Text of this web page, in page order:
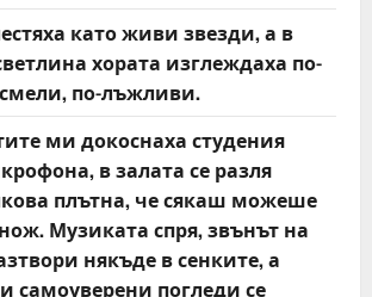
като живи звезди, а в
хората изглеждаха по-
по-лъжливи.
ми докоснаха студения
в залата се разля
плътна, че сякаш можеше
Музиката спря, звънът на
някъде в сенките, а
самоуверени погледи се